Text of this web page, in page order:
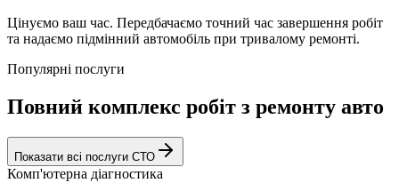
Цінуємо ваш час. Передбачаємо точний час завершення робіт
та надаємо підмінний автомобіль при тривалому ремонті.
Популярні послуги
Повний комплекс робіт з ремонту авто
Показати всі послуги СТО
Комп'ютерна діагностика